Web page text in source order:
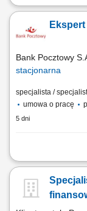
Twój zakres
sprzedażowych,
wysoką jakość
Bank Pocztowy
stacjonarna
specjalista /
umowa o pracę
5 dni
Twój zakres
relacji; Realizacja
wizerunku Banku